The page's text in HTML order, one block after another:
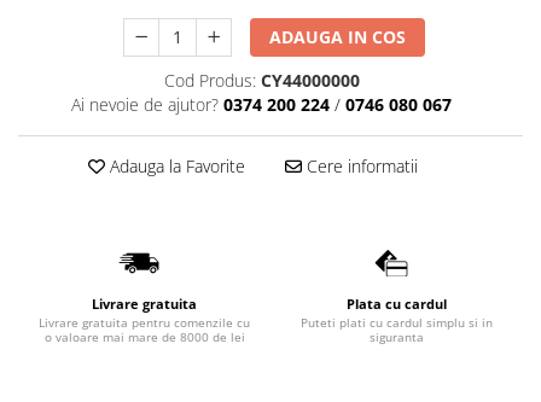
Piese si accesorii pentru cazi
Sifoane -sisteme de umplere cazi
Rezervoare WC
Rezervoare pe vas
Rezervoare incastrabile
Lavoare freestanding
Lavoare pe blat
ADAUGA IN COS
Cod Produs: CY44000000
Ai nevoie de ajutor? 0374 200 224 / 0746 080 067
Adauga la Favorite Cere informatii
Livrare gratuita
Livrare gratuita pentru comenzile cu
o valoare mai mare de 8000 de lei
Plata cu cardul
Puteti plati cu cardul simplu si in
siguranta